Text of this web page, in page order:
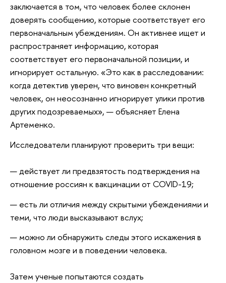
заключается в том, что человек более склонен
доверять сообщению, которые соответствует его
первоначальным убеждениям. Он активнее ищет и
распространяет информацию, которая
соответствует его первоначальной позиции, и
игнорирует остальную. «Это как в расследовании:
когда детектив уверен, что виновен конкретный
человек, он неосознанно игнорирует улики против
других подозреваемых», — объясняет Елена
Артеменко.
Исследователи планируют проверить три вещи:
— действует ли предвзятость подтверждения на
отношение россиян к вакцинации от COVID-19;
— есть ли отличия между скрытыми убеждениями и
теми, что люди высказывают вслух;
— можно ли обнаружить следы этого искажения в
головном мозге и в поведении человека.
Затем ученые попытаются создать